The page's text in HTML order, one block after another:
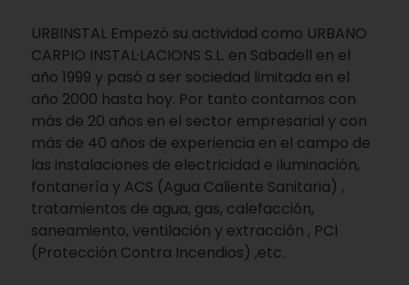
URBINSTAL Empezó su actividad como URBANO
CARPIO INSTAL·LACIONS S.L. en Sabadell en el
año 1999 y pasó a ser sociedad limitada en el
año 2000 hasta hoy. Por tanto contamos con
más de 20 años en el sector empresarial y con
más de 40 años de experiencia en el campo de
las instalaciones de electricidad e iluminación,
fontanería y ACS (Agua Caliente Sanitaria) ,
tratamientos de agua, gas, calefacción,
saneamiento, ventilación y extracción , PCI
(Protección Contra Incendios) ,etc.